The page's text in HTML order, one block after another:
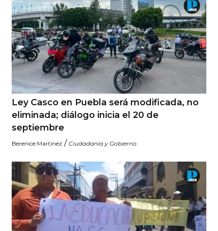
Ley Casco en Puebla será modificada, no
eliminada; diálogo inicia el 20 de
septiembre
Berenice Martinez / Ciudadanía y Gobierno